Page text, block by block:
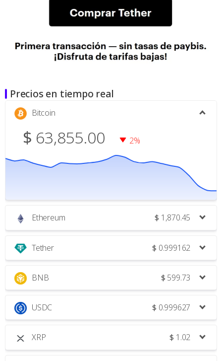
Precios en tiempo real
Bitcoin
$ 63,855.00 2%
Ethereum $ 1,870.45
Tether $ 0.999162
BNB $ 599.73
USDC $ 0.999627
XRP $ 1.02